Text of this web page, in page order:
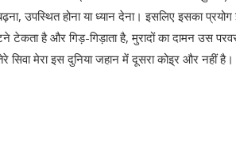
उपस्थित होना या ध्‍यान देना। इसलिए इसका
है और गिड़-गिड़ाता है, मुरादों का दामन उस
सिवा मेरा इस दुनिया जहान में दूसरा कोइ्र और नहीं